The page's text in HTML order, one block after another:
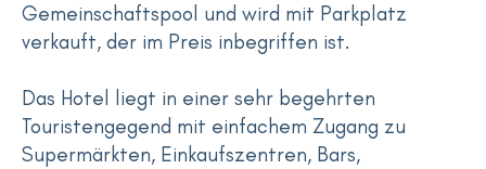
Gemeinschaftspool und wird mit Parkplatz
verkauft, der im Preis inbegriffen ist.
Das Hotel liegt in einer sehr begehrten
Touristengegend mit einfachem Zugang zu
Supermärkten, Einkaufszentren, Bars,